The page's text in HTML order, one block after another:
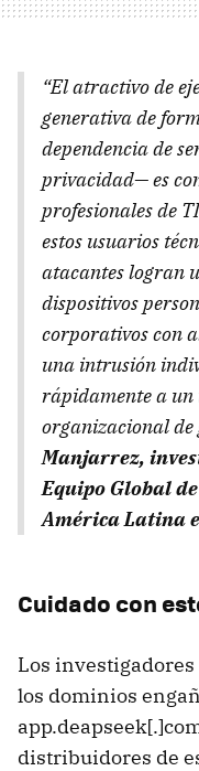
“El atractivo de
generativa de
dependencia de
privacidad— es
profesionales de
estos usuarios
atacantes logran
dispositivos
corporativos con
una intrusión
rápidamente a un
organizacional
Manjarrez,
Equipo Global
América Latina
Cuidado con
Los
los dominios
distribuidores de